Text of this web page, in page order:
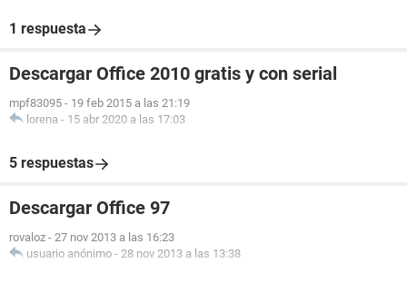
1 respuesta
Descargar Office 2010 gratis y con serial
mpf83095 - 19 feb 2015 a las 21:19
lorena - 15 abr 2020 a las 17:03
5 respuestas
Descargar Office 97
rovaloz - 27 nov 2013 a las 16:23
usuario anónimo - 28 nov 2013 a las 13:38